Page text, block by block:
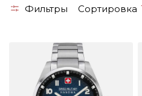
Фильтры Сортировка